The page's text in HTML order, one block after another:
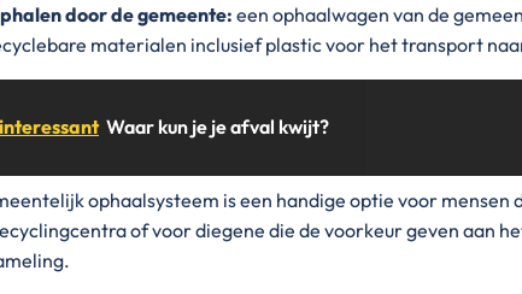
door de gemeente: een ophaalwagen van de
materialen inclusief plastic voor het transport
Waar kun je je afval kwijt?
ophaalsysteem is een handige optie voor mensen
of voor diegene die de voorkeur geven aan